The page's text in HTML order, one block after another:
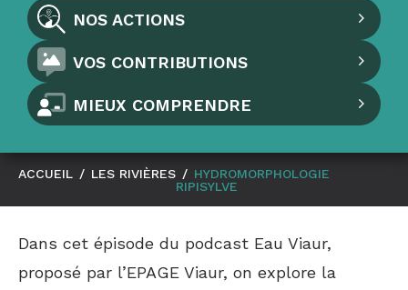
NOS ACTIONS
VOS CONTRIBUTIONS
MIEUX COMPRENDRE
ACCUEIL / LES RIVIÈRES / HYDROMORPHOLOGIE
RIPISYLVE
Dans cet épisode du podcast Eau Viaur,
proposé par l’EPAGE Viaur, on explore la